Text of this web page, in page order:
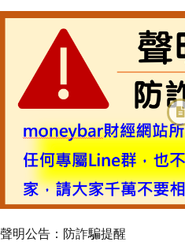
聲明公告：防詐騙提醒